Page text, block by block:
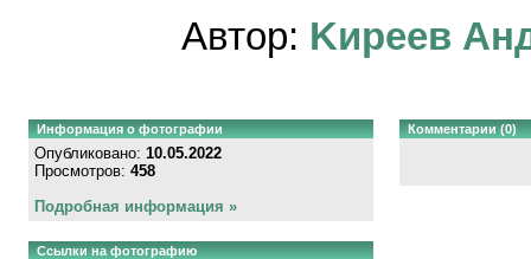
Автор: Kиpeeв
Информация о фотографии
Опубликовано: 10.05.2022
Просмотров: 458
Подробная информация »
Ссылки на фотографию
Комментарии (0)